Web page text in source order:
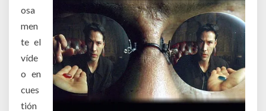
osa
men
te el
víde
o en
cues
tión